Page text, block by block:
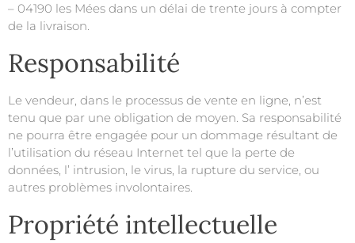
– 04190 les Mées dans un délai de trente jours à compter
de la livraison.
Responsabilité
Le vendeur, dans le processus de vente en ligne, n’est
tenu que par une obligation de moyen. Sa responsabilité
ne pourra être engagée pour un dommage résultant de
l’utilisation du réseau Internet tel que la perte de
données, l’ intrusion, le virus, la rupture du service, ou
autres problèmes involontaires.
Propriété intellectuelle